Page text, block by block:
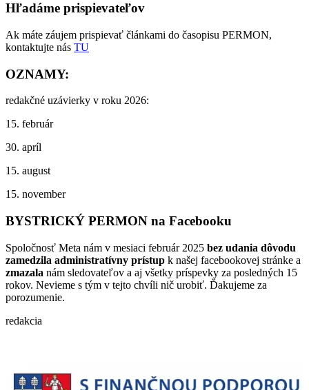
Hľadáme prispievateľov
Ak máte záujem prispievať článkami do časopisu PERMON,
kontaktujte nás TU
OZNAMY:
redakčné uzávierky v roku 2026:
15. február
30. apríl
15. august
15. november
BYSTRICKÝ PERMON na Facebooku
Spoločnosť Meta nám v mesiaci február 2025 bez udania dôvodu
zamedzila administratívny prístup k našej facebookovej stránke a
zmazala nám sledovateľov a aj všetky príspevky za posledných 15
rokov. Nevieme s tým v tejto chvíli nič urobiť. Ďakujeme za
porozumenie.
redakcia